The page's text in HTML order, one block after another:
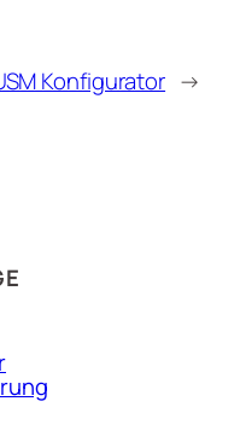
Konfigurator →